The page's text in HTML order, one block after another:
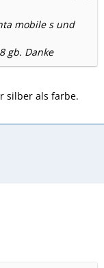
mobile s und
gb. Danke
silber als farbe.